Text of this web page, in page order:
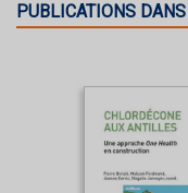
PUBLICATIONS